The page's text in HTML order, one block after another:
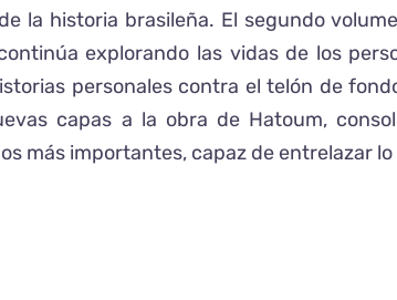
la historia brasileña. El segundo
explorando las vidas de los
personales contra el telón de
capas a la obra de Hatoum,
más importantes, capaz de entrelazar